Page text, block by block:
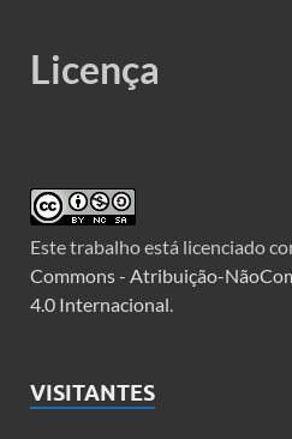
Licença
Este trabalho está licenciado
Commons - Atribuição-
4.0 Internacional
VISITANTES